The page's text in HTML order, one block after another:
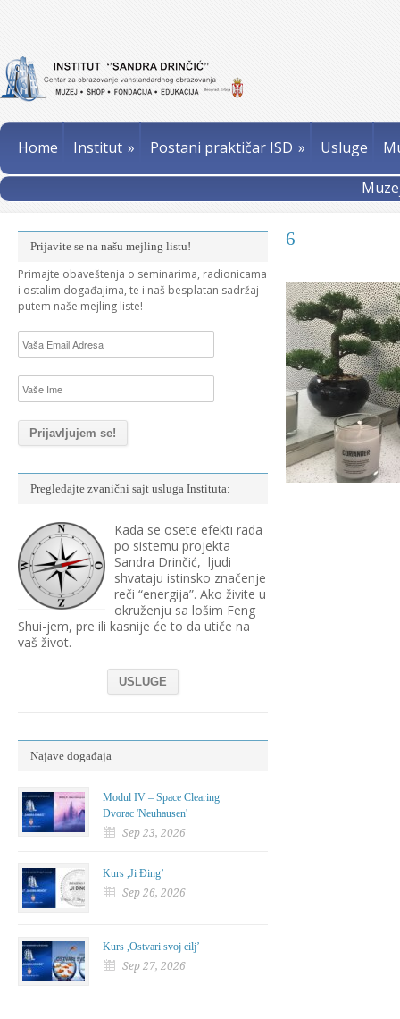
Home Institut » Postani praktičar ISD » Usluge
6
Prijavite se na našu mejling listu!
Primajte obaveštenja o seminarima, radionicama
i ostalim događajima, te i naš besplatan sadržaj
putem naše mejling liste!
Pregledajte zvanični sajt usluga Instituta:
Kada se osete efekti rada
po sistemu projekta
Sandra Drinčić, ljudi
shvataju istinsko značenje
reči “energija”. Ako živite u
okruženju sa lošim Feng
Shui-jem, pre ili kasnije će to da utiče na
vaš život.
USLUGE
Najave događaja
Modul IV – Space Clearing
Dvorac 'Neuhausen'
Sep 23, 2026
Kurs ,Ji Đing’
Sep 26, 2026
Kurs ,Ostvari svoj cilj’
Sep 27, 2026